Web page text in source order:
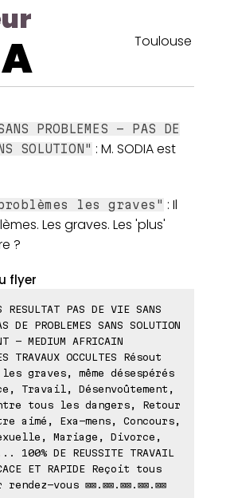
Toulouse
PROBLEMES - PAS DE
SOLUTION" : M. SODIA est
les graves" : Il
Les graves. Les 'plus'
?
flyer
RESULTAT PAS DE VIE SANS
DE PROBLEMES SANS SOLUTION
- MEDIUM AFRICAIN
TRAVAUX OCCULTES Résout
graves, même désespérés
Travail, Désenvoûtement,
tous les dangers, Retour
aimé, Exa-mens, Concours,
Mariage, Divorce,
100% DE REUSSITE TRAVAIL
ET RAPIDE Reçoit tous
vous ⊠⊠.⊠⊠.⊠⊠.⊠⊠.⊠⊠